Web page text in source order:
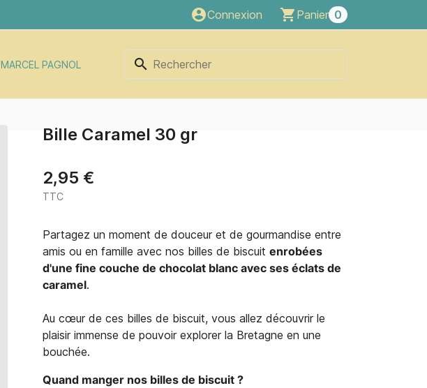
account_circleConnexion shopping_cart Panier 0
MARCEL PAGNOL search
Bille Caramel 30 gr
2,95 €
TTC
Partagez un moment de douceur et de gourmandise entre
amis ou en famille avec nos billes de biscuit enrobées
d'une fine couche de chocolat blanc avec ses éclats de
caramel.
Au cœur de ces billes de biscuit, vous allez découvrir le
plaisir immense de pouvoir explorer la Bretagne en une
bouchée.
Quand manger nos billes de biscuit ?